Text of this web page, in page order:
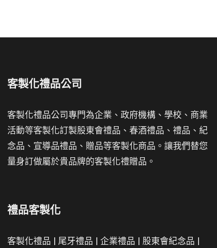
客製化禮品公司
客製化禮品公司專門為企業、政府機構、學校、商業
活動等客製化訂製股東會禮品、春酒禮品、禮品、紀
念品、宣導品禮品、贈品等客製化商品。讓我們替您
量身訂做屬於貴品牌的客製化禮贈品。
禮品客製化
客製化禮品 | 尾牙禮品 | 企業禮品 | 股東會紀念品 |